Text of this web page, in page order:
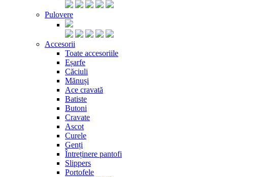
Pulovere
Accesorii
Toate accesoriile
Eșarfe
Căciuli
Mănuși
Ace cravată
Batiste
Butoni
Cravate
Ascot
Curele
Genți
Întreținere pantofi
Slippers
Portofele